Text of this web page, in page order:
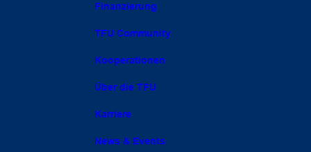
Finanzierung
TFU Community
Kooperationen
Über die TFU
Karriere
News & Events